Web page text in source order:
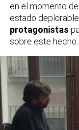
en el momento
estado
protagonistas
sobre este hecho.